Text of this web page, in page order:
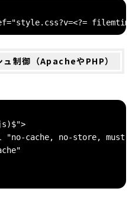
制御（ApacheやPHP）
"no-cache, no-store,